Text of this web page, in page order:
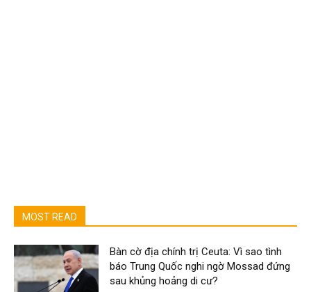
MOST READ
Bàn cờ địa chính trị Ceuta: Vì sao tình
báo Trung Quốc nghi ngờ Mossad đứng
sau khủng hoảng di cư?